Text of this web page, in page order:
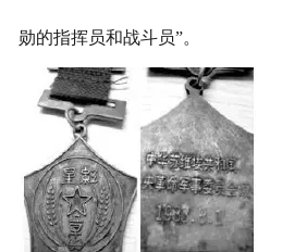
勋的指挥员和战斗员”。